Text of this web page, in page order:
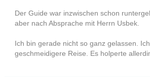
Der Guide war inzwischen schon
aber nach Absprache mit Herrn Usbek.
Ich bin gerade nicht so ganz gelassen.
geschmeidigere Reise. Es holperte